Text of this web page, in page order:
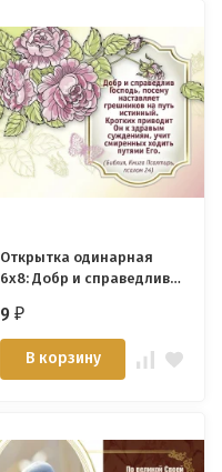
Открытка одинарная
6x8: Добр и справедлив
9₽
В корзину